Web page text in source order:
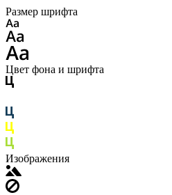
Размер шрифта
Цвет фона и шрифта
Изображения